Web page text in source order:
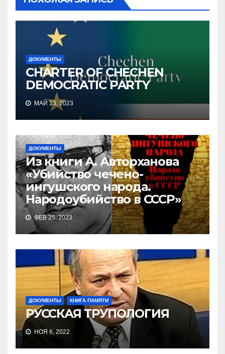
ДОКУМЕНТЫ
CHARTER OF CHECHEN
DEMOCRATIC PARTY
МАЙ 13, 2023
ДОКУМЕНТЫ
Из книги А. Авторханова
«Убийство чечено-
ингушского народа.
Народоубийство в СССР»
ФЕВ 25, 2023
ДОКУМЕНТЫ КНИГА ПАМЯТИ
РУССКАЯ ТРУПОЛОГИЯ
НОЯ 6, 2022